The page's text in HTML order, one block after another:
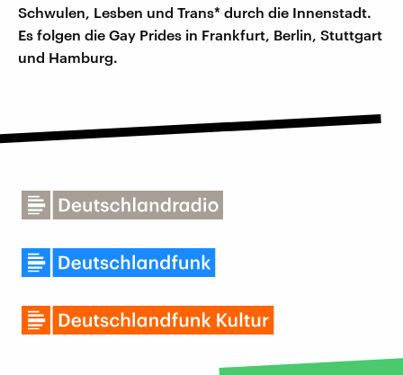
Schwulen, Lesben und Trans* durch die Innenstadt.
Es folgen die Gay Prides in Frankfurt, Berlin, Stuttgart
und Hamburg.